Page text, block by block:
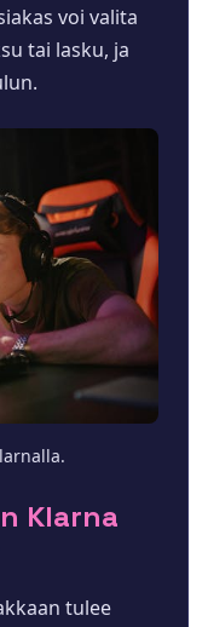
voi valita
tai lasku, ja
Klarna
tulee